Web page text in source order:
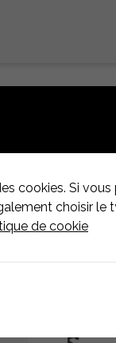
cookies. Si
choisir le
de cookie